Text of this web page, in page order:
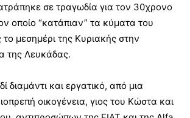
σε τραγωδία για τον 30χρονο
οποίο “κατάπιαν” τα κύματα του
το μεσημέρι της Κυριακής στην
της Λευκάδας.
διαμάντι και εργατικό, από μια
οικογένεια, γιος του Κώστα και